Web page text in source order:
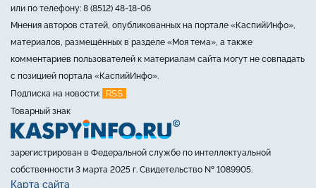
или по телефону: 8 (8512) 48-18-06
Мнения авторов статей, опубликованных на портале «КаспийИнфо»,
материалов, размещённых в разделе «Моя тема», а также
комментариев пользователей к материалам сайта могут не совпадать
с позицией портала «КаспийИнфо».
Подписка на новости:
RSS
Товарный знак
зарегистрирован в Федеральной службе по интеллектуальной
собственности 3 марта 2025 г. Свидетельство № 1089905.
Карта сайта